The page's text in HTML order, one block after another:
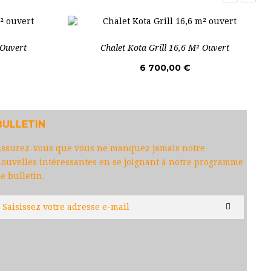
Chalet Kota Grill 16,6 M² Ouvert
6 700,00 €
vous que vous ne manquez jamais notre
intéressantes en se joignant à notre programme
bulletin.